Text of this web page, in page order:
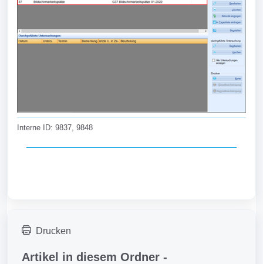
Interne ID: 9837, 9848
Drucken
Artikel in diesem Ordner -